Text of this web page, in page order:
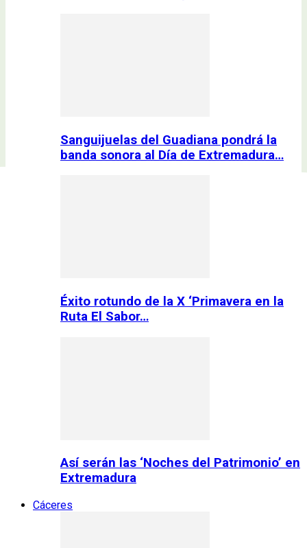
Sanguijuelas del Guadiana pondrá la
banda sonora al Día de Extremadura…
Éxito rotundo de la X ‘Primavera en la
Ruta El Sabor…
Así serán las ‘Noches del Patrimonio’ en
Extremadura
Cáceres